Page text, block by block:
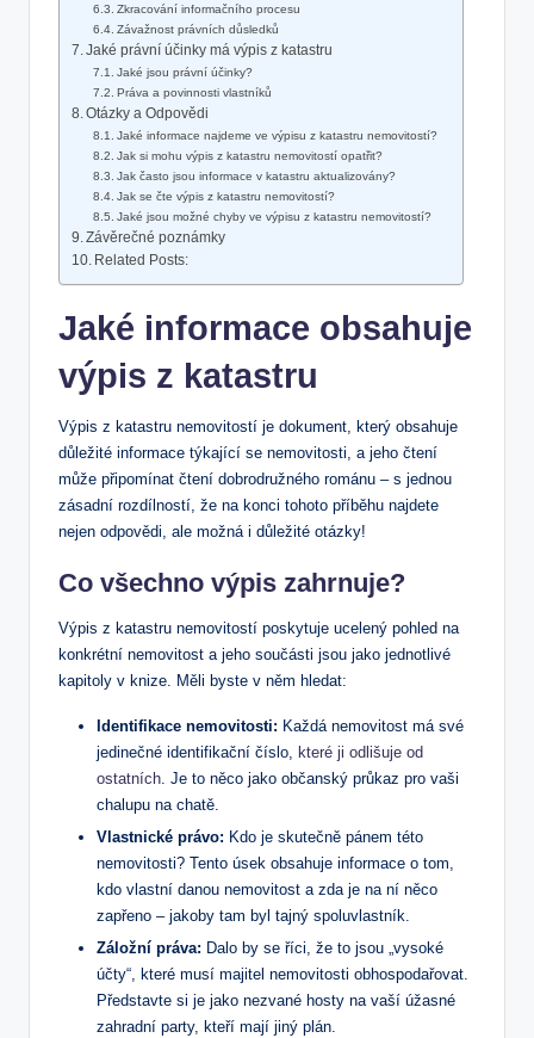
Zkracování informačního procesu
Závažnost ‍právních důsledků
Jaké právní účinky má ⁣výpis z katastru
Jaké jsou právní účinky?
Práva a povinnosti vlastníků
Otázky a Odpovědi
Jaké informace najdeme​ ve výpisu z katastru nemovitostí?
Jak si mohu výpis z katastru nemovitostí opatřit?
Jak často jsou informace v katastru aktualizovány?
Jak ‌se⁤ čte výpis z katastru nemovitostí?
Jaké jsou možné chyby ve výpisu z katastru nemovitostí?
Závěrečné poznámky
Related Posts:
Jaké informace ‌obsahuje
výpis z katastru
Výpis z katastru​ nemovitostí‌ je dokument, který obsahuje⁣
důležité informace týkající se nemovitosti, a jeho‌ čtení
může připomínat čtení​ dobrodružného románu – s jednou
zásadní rozdílností, že na konci ⁣tohoto příběhu najdete
nejen odpovědi, ​ale možná i důležité otázky!
Co⁣ všechno výpis zahrnuje?
Výpis z katastru nemovitostí ⁢poskytuje ucelený pohled na
konkrétní‌ nemovitost ​a jeho součásti⁢ jsou⁤ jako jednotlivé‌
kapitoly v ‌knize. Měli byste v něm ⁤hledat:
Identifikace nemovitosti: Každá nemovitost má své​
jedinečné identifikační číslo, ⁢ které ji odlišuje od
ostatních . Je to něco jako občanský průkaz pro vaši
chalupu na chatě.
Vlastnické právo: ‌Kdo je skutečně pánem této
nemovitosti? Tento ‌úsek obsahuje informace o tom,
kdo ​vlastní ⁢danou nemovitost ⁢a​ zda je na ní něco
⁤zapřeno‍ – jakoby ⁤tam byl⁤ tajný spoluvlastník.
Záložní práva: Dalo by se ​říci, že​ to jsou „vysoké
účty“,​ které⁣ musí⁤ majitel nemovitosti obhospodařovat.
Představte si je jako nezvané hosty ⁤na‌ vaší úžasné
‍zahradní ⁢party,‍ kteří mají jiný plán.